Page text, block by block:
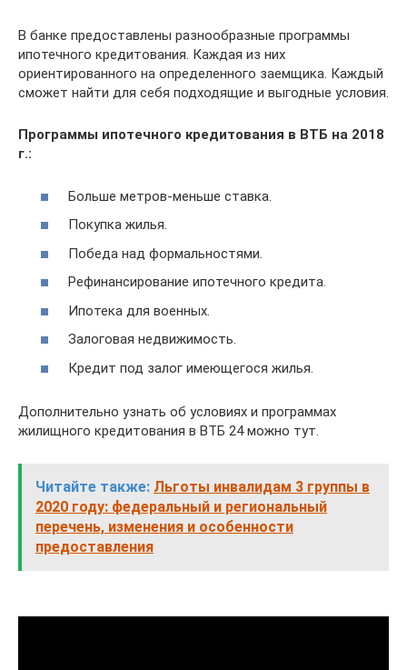
В банке предоставлены разнообразные программы
ипотечного кредитования. Каждая из них
ориентированного на определенного заемщика. Каждый
сможет найти для себя подходящие и выгодные условия.
Программы ипотечного кредитования в ВТБ на 2018
г.:
Больше метров-меньше ставка.
Покупка жилья.
Победа над формальностями.
Рефинансирование ипотечного кредита.
Ипотека для военных.
Залоговая недвижимость.
Кредит под залог имеющегося жилья.
Дополнительно узнать об условиях и программах
жилищного кредитования в ВТБ 24 можно тут.
Читайте также: Льготы инвалидам 3 группы в
2020 году: федеральный и региональный
перечень, изменения и особенности
предоставления